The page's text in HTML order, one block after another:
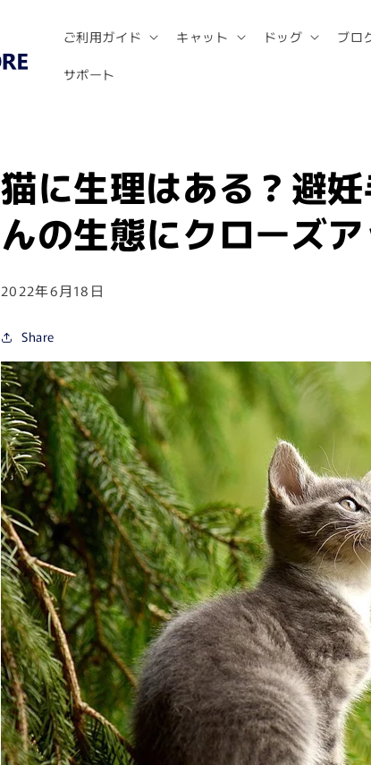
ご利用ガイド キャット ドッグ ブロ
サポート
猫に生理はある？避
んの生態にクローズア
2022年6月18日
Share